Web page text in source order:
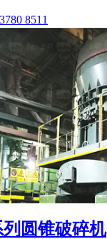
8511
圆锥破碎机